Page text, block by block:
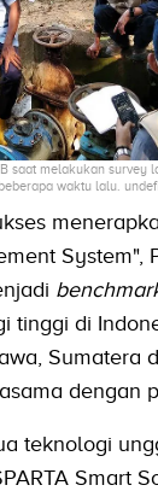
saat melakukan survey
waktu lalu.
System",
tinggi di
Sumatera
dengan
teknologi
Smart